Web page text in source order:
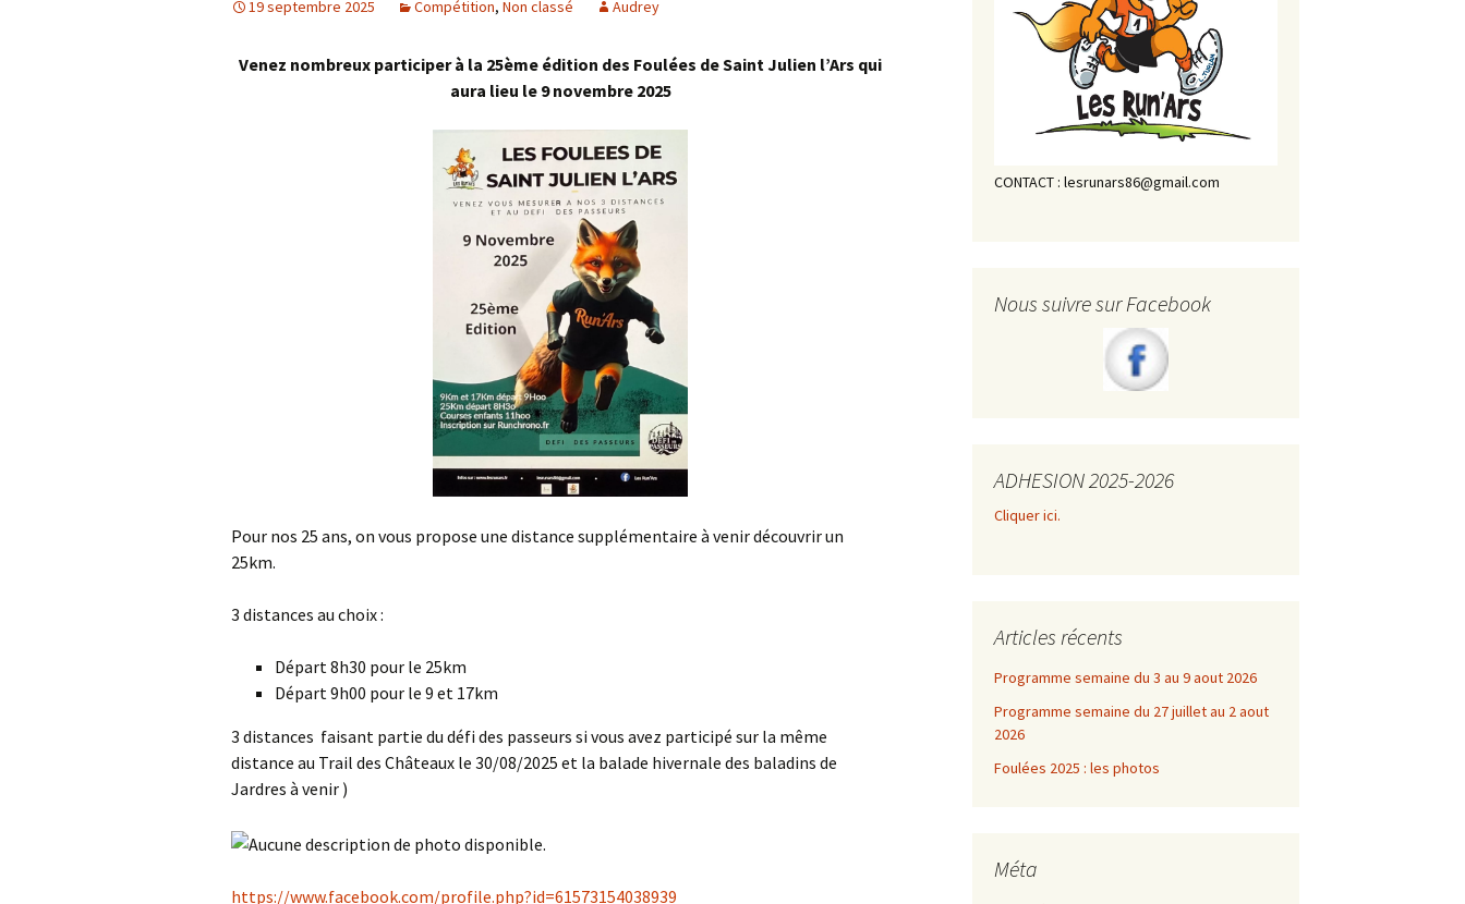
Les foulées 2023
19 septembre 2025 Compétition, Non classé Audrey
Venez nombreux participer à la 25ème édition des Foulées de Saint Julien l’Ars qui
aura lieu le 9 novembre 2025
Pour nos 25 ans, on vous propose une distance supplémentaire à venir découvrir un
25km.
3 distances au choix :
Départ 8h30 pour le 25km
Départ 9h00 pour le 9 et 17km
3 distances faisant partie du défi des passeurs si vous avez participé sur la même
distance au Trail des Châteaux le 30/08/2025 et la balade hivernale des baladins de
Jardres à venir )
https://www.facebook.com/profile.php?id=61573154038939
CONTACT : lesrunars86@gmail.com
Nous suivre sur Facebook
ADHESION 2025-2026
Cliquer ici.
Articles récents
Programme semaine du 3 au 9 aout 2026
Programme semaine du 27 juillet au 2 aout
2026
Foulées 2025 : les photos
Méta